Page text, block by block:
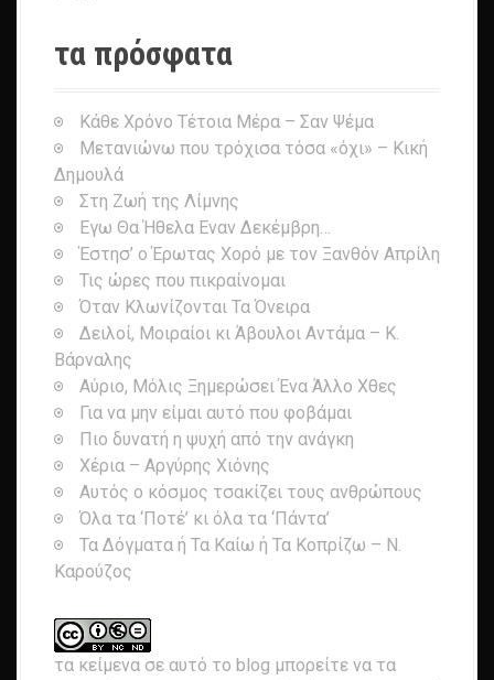
τα πρόσφατα
Κάθε Χρόνο Τέτοια Μέρα – Σαν Ψέμα
Μετανιώνω που τρόχισα τόσα «όχι» – Κική
Δημουλά
Στη Ζωή της Λίμνης
Εγω Θα Ήθελα Εναν Δεκέμβρη…
Έστησ’ ο Έρωτας Χορό με τον Ξανθόν Απρίλη
Τις ώρες που πικραίνομαι
Όταν Κλωνίζονται Τα Όνειρα
Δειλοί, Μοιραίοι κι Άβουλοι Αντάμα – Κ.
Βάρναλης
Αύριο, Μόλις Ξημερώσει Ένα Άλλο Χθες
Για να μην είμαι αυτό που φοβάμαι
Πιο δυνατή η ψυχή από την ανάγκη
Χέρια – Αργύρης Χιόνης
Αυτός ο κόσμος τσακίζει τους ανθρώπους
Όλα τα ‘Ποτέ’ κι όλα τα ‘Πάντα’
Τα Δόγματα ή Τα Καίω ή Τα Κοπρίζω – Ν.
Καρούζος
τα κείμενα σε αυτό το blog μπορείτε να τα